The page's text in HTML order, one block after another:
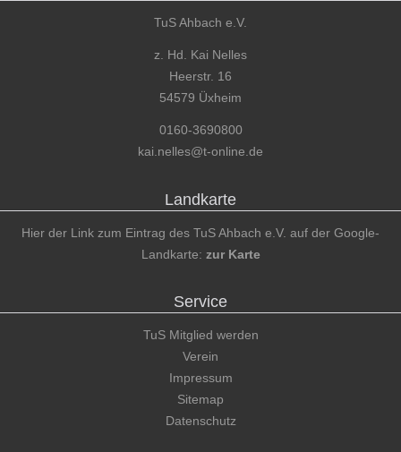
TuS Ahbach e.V.
z. Hd. Kai Nelles
Heerstr. 16
54579 Üxheim
0160-3690800
kai.nelles@t-online.de
Landkarte
Hier der Link zum Eintrag des TuS Ahbach e.V. auf der Google-
Landkarte: zur Karte
Service
TuS Mitglied werden
Verein
Impressum
Sitemap
Datenschutz